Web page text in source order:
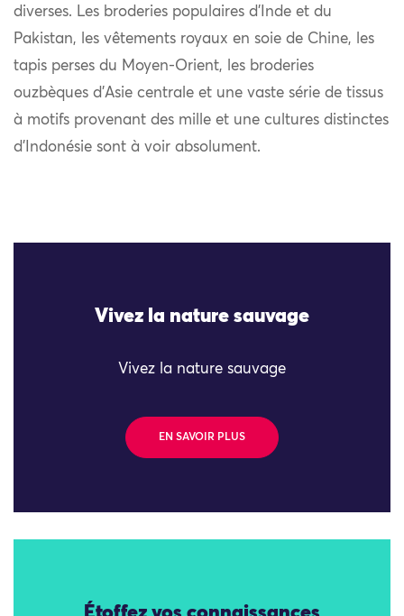
diverses. Les broderies populaires d’Inde et du
Pakistan, les vêtements royaux en soie de Chine, les
tapis perses du Moyen-Orient, les broderies
ouzbèques d’Asie centrale et une vaste série de tissus
à motifs provenant des mille et une cultures distinctes
d’Indonésie sont à voir absolument.
Vivez la nature sauvage
Vivez la nature sauvage
EN SAVOIR PLUS